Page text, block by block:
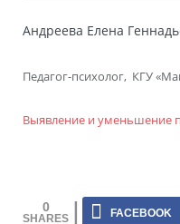
Андреева Елена
Педагог-психолог, КГУ
Выявление и уменьшение
0